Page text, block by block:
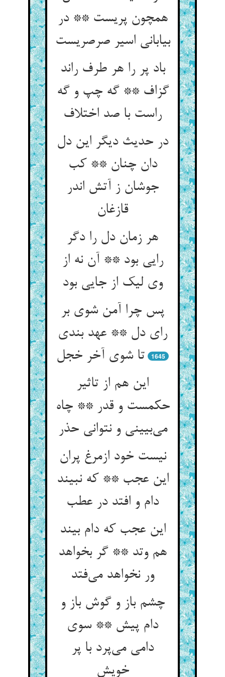
همچون پریست ** در
بیابانی اسیر صرصریست
باد پر را هر طرف راند
گزاف ** گه چپ و گه
راست با صد اختلاف
در حدیث دیگر این دل
دان چنان ** کب
جوشان ز آتش اندر
قازغان
هر زمان دل را دگر
رایی بود ** آن نه از
وی لیک از جایی بود
پس چرا آمن شوی بر
رای دل ** عهد بندی
تا شوی آخر خجل
1645
این هم از تاثیر
حکمست و قدر ** چاه
می‌بیینی و نتوانی حذر
نیست خود ازمرغ پران
این عجب ** که نبیند
دام و افتد در عطب
این عجب که دام بیند
هم وتد ** گر بخواهد
ور نخواهد می‌فتد
چشم باز و گوش باز و
دام پیش ** سوی
دامی می‌پرد با پر
خویش